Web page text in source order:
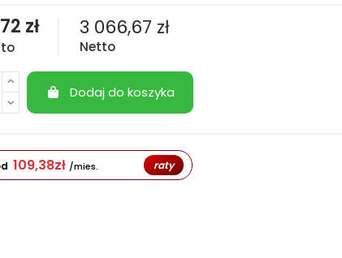
zł 3 066,67 zł
Netto
Dodaj do koszyka
109,38zł /mies. raty